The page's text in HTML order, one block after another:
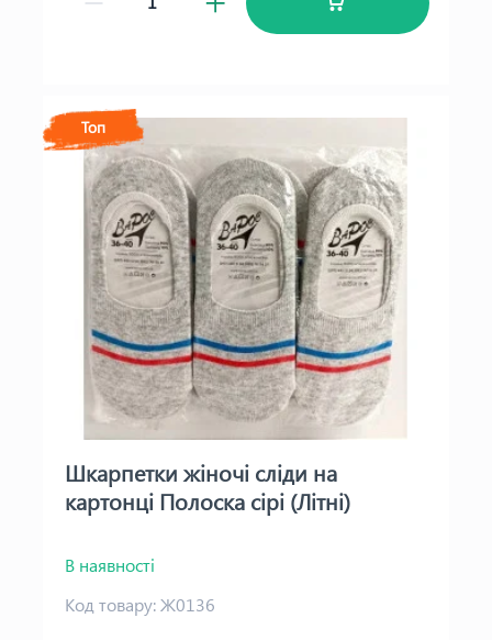
Топ
Шкарпетки жіночі сліди на
картонці Полоска сірі (Літні)
В наявності
Код товару:Ж0136